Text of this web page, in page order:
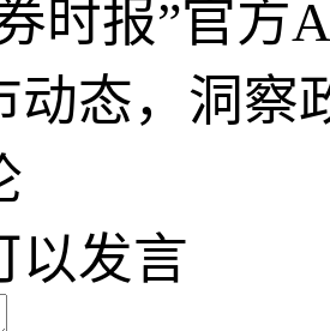
时报”官方
动态，洞察
以发言